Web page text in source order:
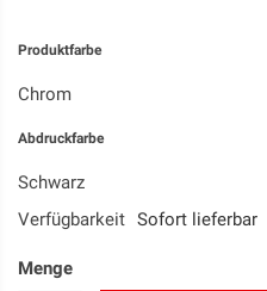
Produktfarbe
Chrom
Abdruckfarbe
Schwarz
Verfügbarkeit Sofort lieferbar
Menge